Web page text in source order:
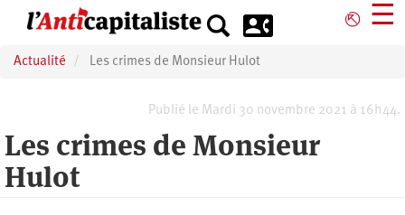
principal
⎋ ☰
Actualité Les crimes de Monsieur Hulot
Publié le Mardi 30 novembre 2021 à 16h44.
Les crimes de Monsieur
Hulot